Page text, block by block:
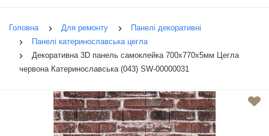
Головна Для ремонту
Панелі декоративні
Панелі катеринославська цегла
Декоративна 3D панель самоклейка 700х770х5мм Цегла
червона Катеринославська (043) SW-00000031